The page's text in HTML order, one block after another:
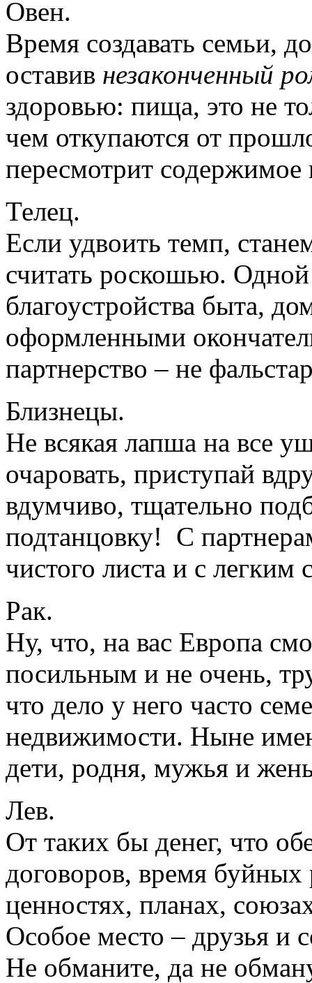
Овен.
Время создавать семьи,
оставив незаконченный
здоровью: пища, это не
чем откупаются от
пересмотрит
Телец.
Если удвоить темп,
считать роскошью. Одной
благоустройства быта,
оформленными
партнерство – не
Близнецы.
Не всякая лапша на все
очаровать, приступай
вдумчиво, тщательно
подтанцовку! С
чистого листа и с легким
Рак.
Ну, что, на вас Европа
посильным и не очень,
что дело у него часто
недвижимости. Ныне
дети, родня, мужья и
Лев.
От таких бы денег, что
договоров, время
ценностях, планах,
Особое место – друзья
Не обманите, да не